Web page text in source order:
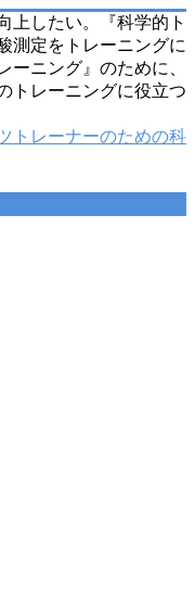
上したい。『科学的ト
測定をトレーニングに
ーニング』のために、
トレーニングに役立つ